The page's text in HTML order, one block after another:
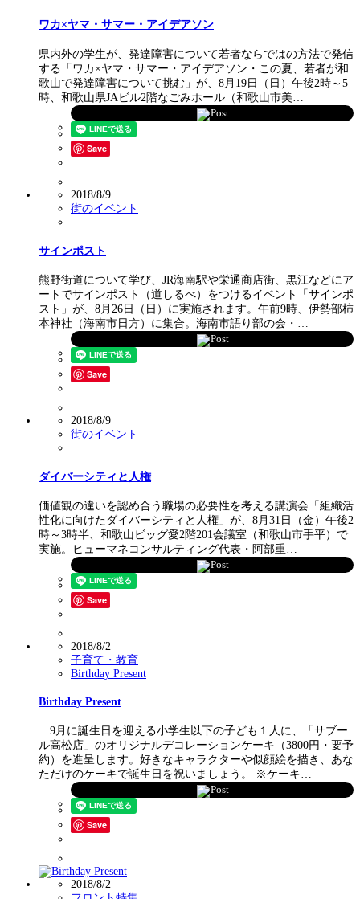
ワカ×ヤマ・サマー・アイデアソン
県内外の学生が、発達障害について若者ならではの方法で発信
する「ワカ×ヤマ・サマー・アイデアソン・この夏、若者が和
歌山で発達障害について挑む」が、8月19日（日）午後2時～5
時、和歌山県JAビル2階なごみホール（和歌山市美…
Post
Save
2018/8/9
街のイベント
サインポスト
熊野街道について学び、JR海南駅や栄通商店街、黒江などにア
ートでサインポスト（道しるべ）をつけるイベント「サインポ
スト」が、8月26日（日）に実施されます。午前9時、伊勢部柿
本神社（海南市日方）に集合。海南市語り部の会・…
Post
Save
2018/8/9
街のイベント
ダイバーシティと人権
価値観の違いを認め合う職場の必要性を考える講演会「組織活
性化に向けたダイバーシティと人権」が、8月31日（金）午後2
時～3時半、和歌山ビッグ愛2階201会議室（和歌山市手平）で
実施。ヒューマネコンサルティング代表・阿部重…
Post
Save
2018/8/2
子育て・教育
Birthday Present
Birthday Present
9月に誕生日を迎える小学生以下の子ども１人に、「サブー
ル高松店」のオリジナルデコレーションケーキ（3800円・要予
約）を進呈します。好きなキャラクターや似顔絵を描き、あな
ただけのケーキで誕生日を祝いましょう。 ※ケーキ…
Post
Save
2018/8/2